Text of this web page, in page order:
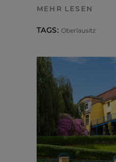
MEHR LESEN
TAGS: Oberlausitz